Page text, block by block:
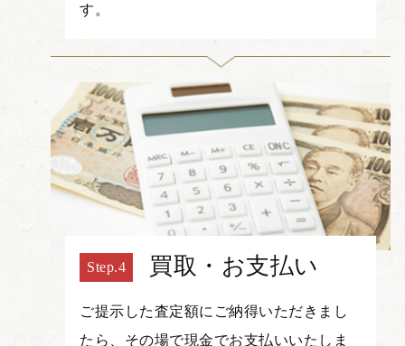
す。
買取・お支払い
ご提示した査定額にご納得いただきまし
たら、その場で現金でお支払いいたしま